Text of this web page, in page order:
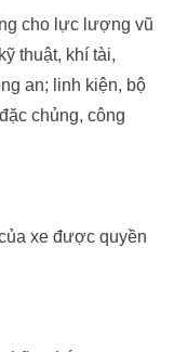
cho lực lượng vũ
thuật, khí tài,
an; linh kiện, bộ
chủng, công
xe được quyền